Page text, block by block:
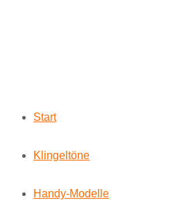
Start
Klingeltöne
Handy-Modelle